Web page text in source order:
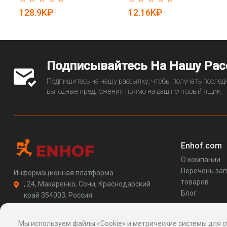
автобусной остановке (арт.
128.9K₽
резистивный, с процессором
12.16K₽
Подписывайтесь На Нашу
Подпишитесь на нашу рассылку, чтобы получать
выгодные предложения прямо на ваш почтовый ящик.
Информационная платформа
, 24, Макаренко, Сочи, Краснодарский
край 354003, Россия
http://enhof.com
Enhof.com
О компании
Перечень
товаров
Блог
Мы используем файлы «Cookie» и метрические системы для